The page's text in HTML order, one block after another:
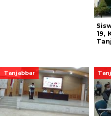
19,
Tanjabbar